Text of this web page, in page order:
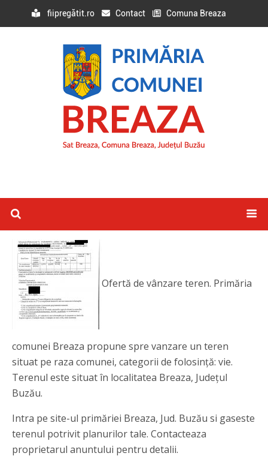
fiipregătit.ro Contact Comuna Breaza
Ofertă de vânzare teren. Primăria
comunei Breaza propune spre vanzare un teren
situat pe raza comunei, categorii de folosință: vie.
Terenul este situat în localitatea Breaza, Județul
Buzău.
Intra pe site-ul primăriei Breaza, Jud. Buzău si gaseste
terenul potrivit planurilor tale. Contacteaza
proprietarul anuntului pentru detalii.